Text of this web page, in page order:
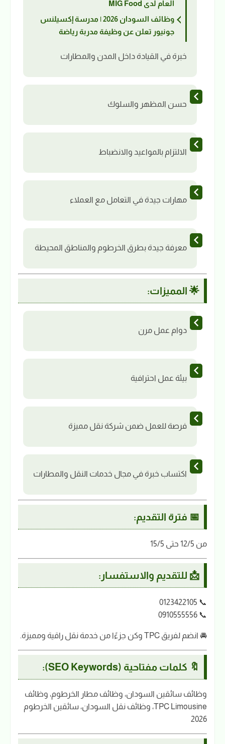
العام لدى MIG Food
وظائف السودان 2026 | مدرسة إكسيلنس
جونيور تعلن عن وظيفة مدربة رياضة
خبرة في القيادة داخل المدن والمطارات
حسن المظهر والسلوك
الالتزام بالمواعيد والانضباط
مهارات جيدة في التعامل مع العملاء
معرفة جيدة بطرق الخرطوم والمناطق المحيطة
🌟 المميزات:
دوام عمل مرن
بيئة عمل احترافية
فرصة للعمل ضمن شركة نقل مميزة
اكتساب خبرة في مجال خدمات النقل والمطارات
📅 فترة التقديم:
من 12/5 حتى 15/5
📩 للتقديم والاستفسار:
📞 0123422105
📞 0910555556
🚘 انضم لفريق TPC وكن جزءًا من خدمة نقل راقية ومميزة.
🔖 كلمات مفتاحية (SEO Keywords):
وظائف سائقين السودان، وظائف مطار الخرطوم، وظائف
TPC Limousine، وظائف نقل السودان، سائقين الخرطوم
2026